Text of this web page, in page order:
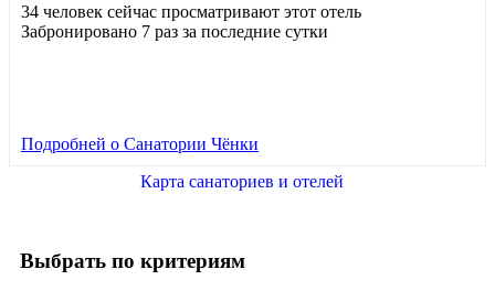
34 человек сейчас просматривают этот отель
Забронировано 7 раз за последние сутки
Подробней о Санатории Чёнки
Карта санаториев и отелей
Выбрать по критериям